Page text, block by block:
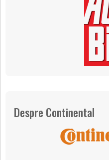
Despre Continental